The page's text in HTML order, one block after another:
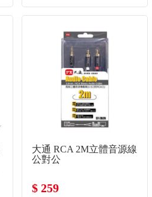
大通 RCA 2M立體音源線
公對公
$ 259